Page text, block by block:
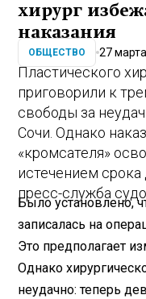
хирург
наказания
ОБЩЕСТВО 27
Пластического
приговорили к
свободы за
Сочи. Однако
«кромсателя»
истечением
пресс-служба
Было установлено,
записалась на
Это предполагает
Однако
неудачно: теперь